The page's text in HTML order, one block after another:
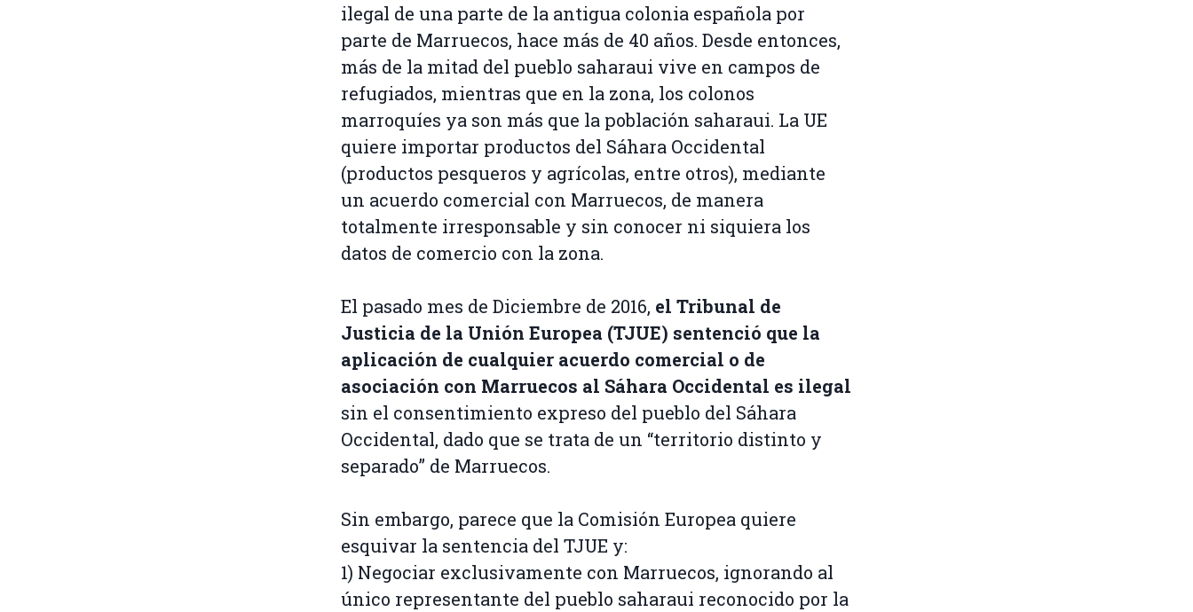
ilegal de una parte de la antigua colonia española por
parte de Marruecos, hace más de 40 años. Desde entonces,
más de la mitad del pueblo saharaui vive en campos de
refugiados, mientras que en la zona, los colonos
marroquíes ya son más que la población saharaui. La UE
quiere importar productos del Sáhara Occidental
(productos pesqueros y agrícolas, entre otros), mediante
un acuerdo comercial con Marruecos, de manera
totalmente irresponsable y sin conocer ni siquiera los
datos de comercio con la zona.
El pasado mes de Diciembre de 2016, el Tribunal de
Justicia de la Unión Europea (TJUE) sentenció que la
aplicación de cualquier acuerdo comercial o de
asociación con Marruecos al Sáhara Occidental es ilegal
sin el consentimiento expreso del pueblo del Sáhara
Occidental, dado que se trata de un “territorio distinto y
separado” de Marruecos.
Sin embargo, parece que la Comisión Europea quiere
esquivar la sentencia del TJUE y:
1) Negociar exclusivamente con Marruecos, ignorando al
único representante del pueblo saharaui reconocido por la